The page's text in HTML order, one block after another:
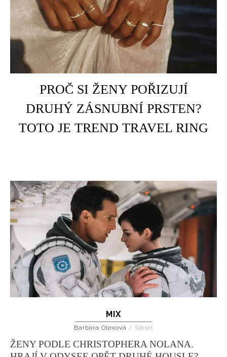
HOME
PROČ SI ŽENY POŘIZUJÍ
DRUHÝ ZÁSNUBNÍ PRSTEN?
TOTO JE TREND TRAVEL RING
MIX
Barbora Olexová / Sdílet
ŽENY PODLE CHRISTOPHERA NOLANA.